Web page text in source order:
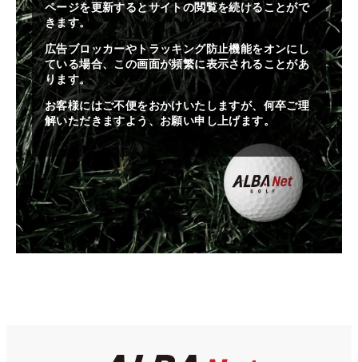
ページを更新するとサイトの閲覧を続けることがで
きます。
広告ブロッカーやトラッキング防止機能をオンにし
ている場合、この画面が頻繁に表示されることがあ
ります。
お客様にはご不便をおかけいたしますが、何卒ご理
解いただきますよう、お願い申し上げます。